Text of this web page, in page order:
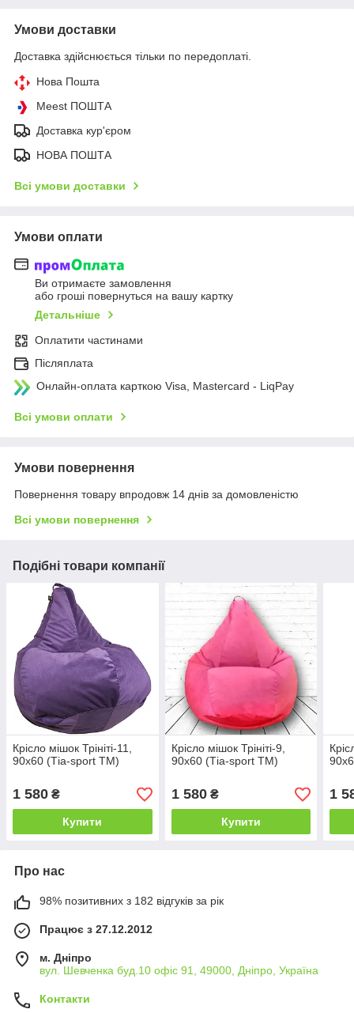
Умови доставки
Доставка здійснюється тільки по передоплаті.
Нова Пошта
Meest ПОШТА
Доставка кур'єром
НОВА ПОШТА
Всі умови доставки
Умови оплати
Ви отримаєте замовлення
або гроші повернуться на вашу картку
Детальніше
Оплатити частинами
Післяплата
Онлайн-оплата карткою Visa, Mastercard - LiqPay
Всі умови оплати
Умови повернення
Повернення товару впродовж 14 днів за домовленістю
Всі умови повернення
Подібні товари компанії
Крісло мішок Трініті-11,
90х60 (Тіа-sport ТМ)
1 580 ₴
Купити
Крісло мішок Трініті-9,
90х60 (Тіа-sport ТМ)
1 580₴
Купити
1
Про нас
98% позитивних з 182 відгуків за рік
Працює з 27.12.2012
м. Дніпро
вул. Шевченка буд.10 офіс 91, 49000, Дніпро, Україна
Контакти